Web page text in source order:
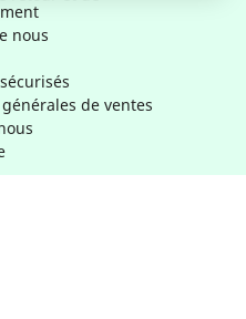
nous
de ventes